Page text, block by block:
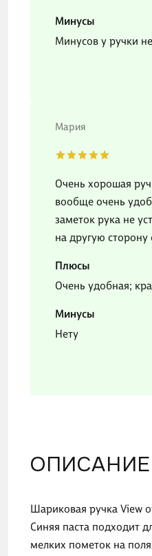
ОПИСАНИЕ
Шариковая ручка View
Синяя паста подходит
мелких пометок на
Минусы
Минусов у ручки
Мария
Очень хорошая
вообще очень
заметок рука не
на другую
Плюсы
Очень удобная;
Минусы
Нету